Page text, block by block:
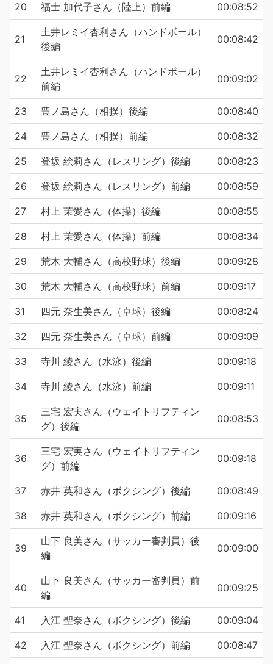
20 福士 加代子さん（陸上）前編 00:08:52
21
土井レミイ杏利さん（ハンドボール）
後編
00:08:42
22
土井レミイ杏利さん（ハンドボール）
前編
00:09:02
23 豊ノ島さん（相撲）後編 00:08:40
24 豊ノ島さん（相撲）前編 00:08:32
25 登坂 絵莉さん（レスリング）後編 00:08:23
26 登坂 絵莉さん（レスリング）前編 00:08:59
27 村上 茉愛さん（体操）後編 00:08:55
28 村上 茉愛さん（体操）前編 00:08:34
29 荒木 大輔さん（高校野球）後編 00:09:28
30 荒木 大輔さん（高校野球）前編 00:09:17
31 四元 奈生美さん（卓球）後編 00:08:24
32 四元 奈生美さん（卓球）前編 00:09:09
33 寺川 綾さん（水泳）後編 00:09:18
34 寺川 綾さん（水泳）前編 00:09:11
35
三宅 宏実さん（ウェイトリフティン
グ）後編
00:08:53
36
三宅 宏実さん（ウェイトリフティン
グ）前編
00:09:18
37 赤井 英和さん（ボクシング）後編 00:08:49
38 赤井 英和さん（ボクシング）前編 00:09:16
39
山下 良美さん（サッカー審判員）後
編
00:09:00
40
山下 良美さん（サッカー審判員）前
編
00:09:25
41 入江 聖奈さん（ボクシング）後編 00:09:04
42 入江 聖奈さん（ボクシング）前編 00:08:47